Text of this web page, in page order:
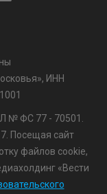
ИНН
№ ФС 77 - 70501.
Посещая сайт
файлов cookie,
«Вести